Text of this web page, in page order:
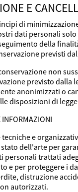
E
di
dati personali
della
previsti
non
previsto dalla
anonimizzati o
disposizioni di
INFORMAZIONI
e
dell'arte per
personali trattati
e per proteggere i
distruzione
autorizzati.